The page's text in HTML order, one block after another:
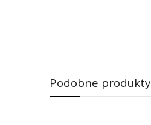
Podobne produkty